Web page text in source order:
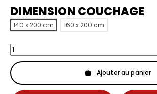
DIMENSION COUCHAGE
140 x 200 cm 160 x 200 cm
Ajouter au panier